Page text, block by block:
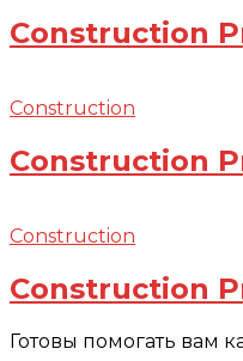
Construction
Construction
Construction
Construction
Construction
Готовы помогать вам